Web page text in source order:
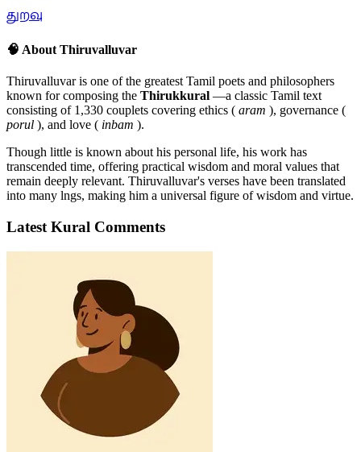
துறவு
🧠 About Thiruvalluvar
Thiruvalluvar is one of the greatest Tamil poets and philosophers
known for composing the Thirukkural —a classic Tamil text
consisting of 1,330 couplets covering ethics ( aram ), governance (
porul ), and love ( inbam ).
Though little is known about his personal life, his work has
transcended time, offering practical wisdom and moral values that
remain deeply relevant. Thiruvalluvar's verses have been translated
into many lngs, making him a universal figure of wisdom and virtue.
Latest Kural Comments